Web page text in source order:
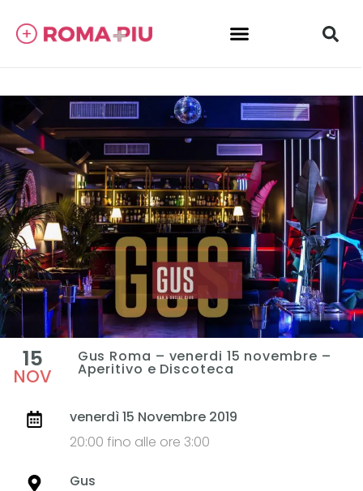
15
NOV
Gus Roma – venerdi 15 novembre –
Aperitivo e Discoteca
venerdì 15 Novembre 2019
20:00 fino alle ore 3:00
Gus